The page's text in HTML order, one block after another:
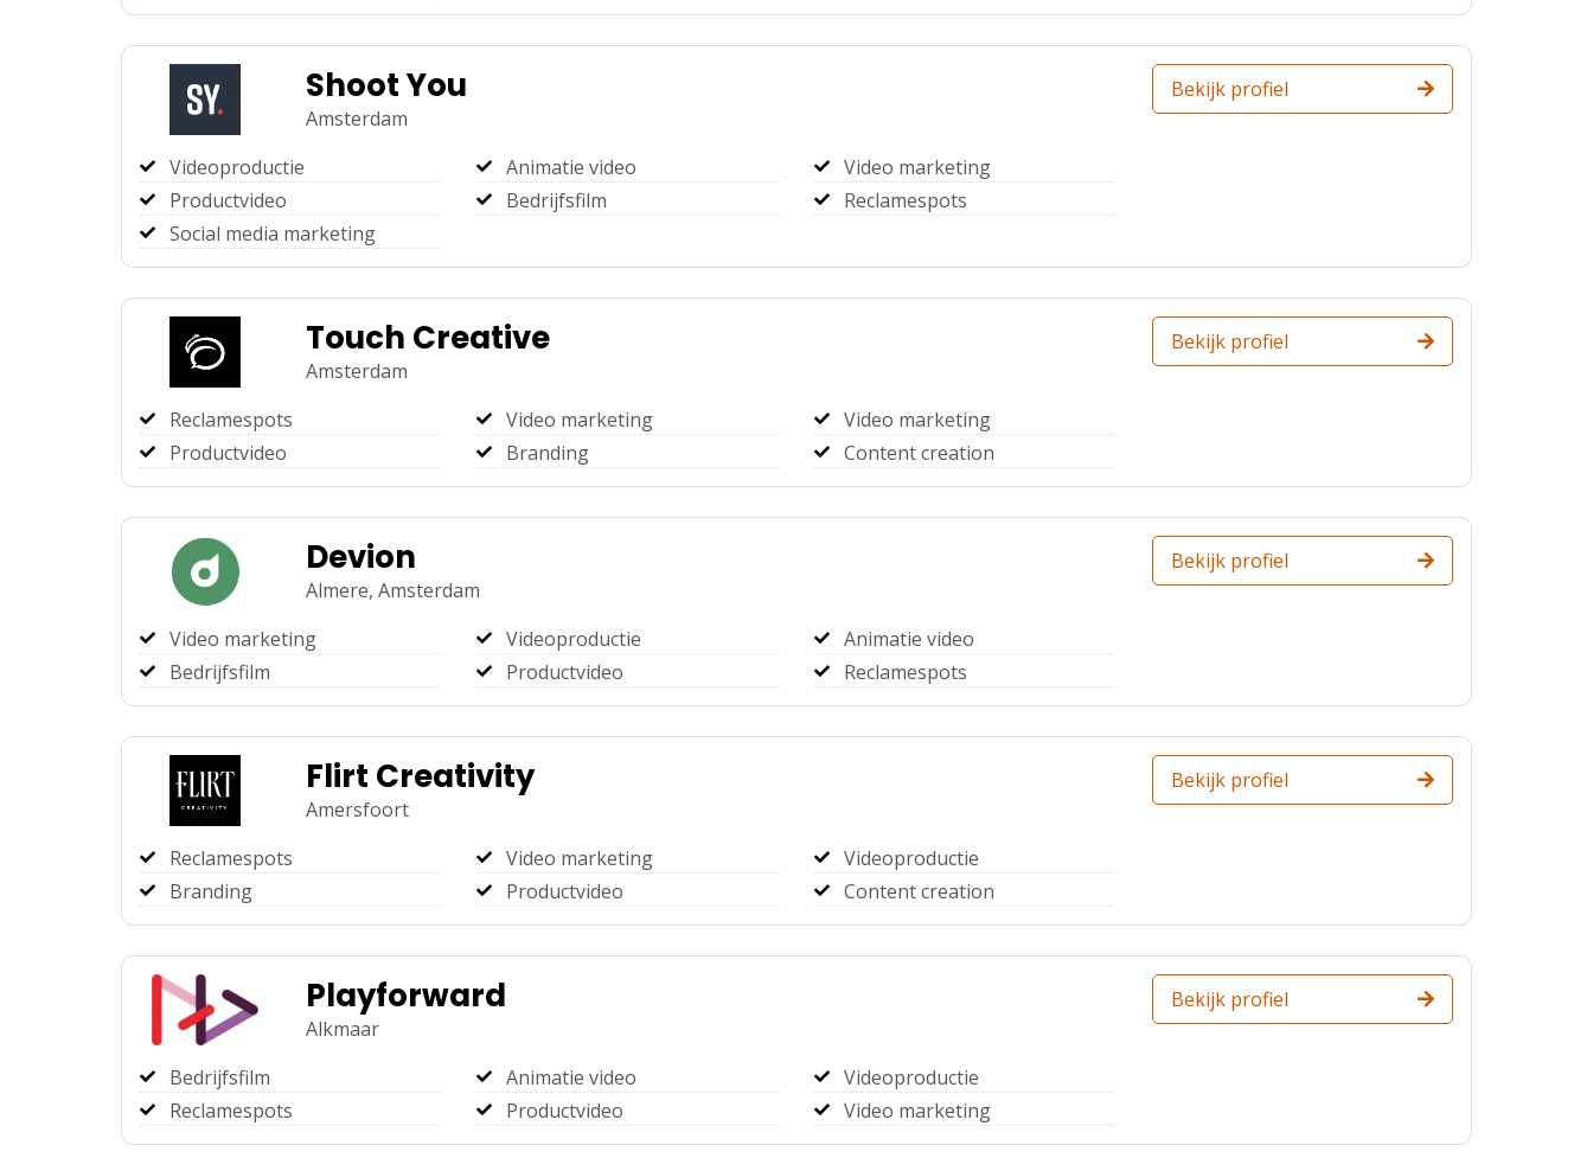
Shoot You
Amsterdam
Videoproductie
Animatie video
Video marketing
Productvideo
Bedrijfsfilm
Reclamespots
Social media marketing
Bekijk profiel
Touch Creative
Amsterdam
Reclamespots
Video marketing
Video marketing
Productvideo
Branding Content creation
Bekijk profiel
Devion
Almere, Amsterdam
Video marketing
Videoproductie
Animatie video
Bedrijfsfilm
Productvideo Reclamespots
Bekijk profiel
Flirt Creativity
Amersfoort
Reclamespots
Video marketing
Videoproductie
Branding
Productvideo Content creation
Bekijk profiel
Playforward
Alkmaar
Bedrijfsfilm
Animatie video
Videoproductie
Reclamespots
Productvideo Video marketing
Bekijk profiel